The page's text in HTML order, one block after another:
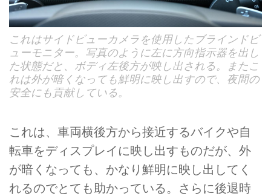
これはサイドビューカメラを使用したブラインドビ
ューモニター。写真のように左に方向指示器を出し
た状態だと、ボディ左後方が映し出される。またこ
れは外が暗くなっても鮮明に映し出すので、夜間の
安全にも貢献している。
これは、車両横後方から接近するバイクや自
転車をディスプレイに映し出すものだが、外
が暗くなっても、かなり鮮明に映し出してく
れるのでとても助かっている。さらに後退時